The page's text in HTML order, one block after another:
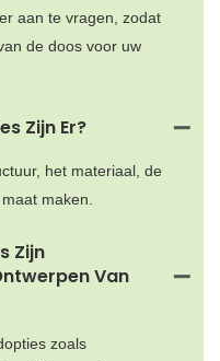
aan te vragen, zodat
de doos voor uw
Zijn Er?
het materiaal, de
maken.
Zijn
Van
zoals